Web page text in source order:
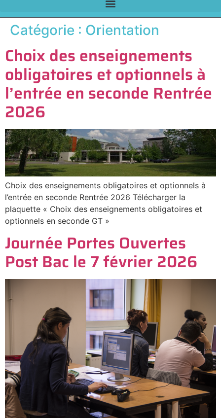
Catégorie : Orientation
Choix des enseignements
obligatoires et optionnels à
l’entrée en seconde Rentrée
2026
Choix des enseignements obligatoires et optionnels à
l’entrée en seconde Rentrée 2026 Télécharger la
plaquette « Choix des enseignements obligatoires et
optionnels en seconde GT »
Journée Portes Ouvertes
Post Bac le 7 février 2026